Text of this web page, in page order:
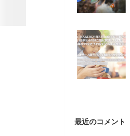
最近のコメント